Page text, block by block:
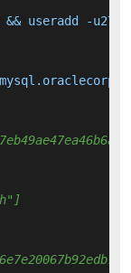
useradd -u27 -